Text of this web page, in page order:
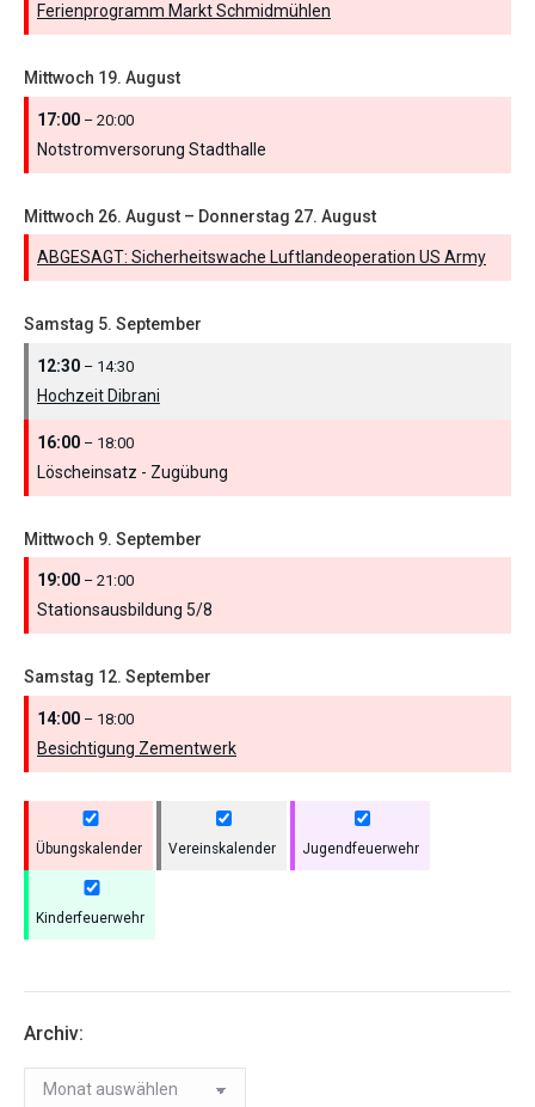
Ferienprogramm Markt Schmidmühlen
Mittwoch 19. August
17:00 – 20:00
Notstromversorung Stadthalle
Mittwoch 26. August – Donnerstag 27. August
ABGESAGT: Sicherheitswache Luftlandeoperation US Army
Samstag 5. September
12:30 – 14:30
Hochzeit Dibrani
16:00 – 18:00
Löscheinsatz - Zugübung
Mittwoch 9. September
19:00 – 21:00
Stationsausbildung 5/8
Samstag 12. September
14:00 – 18:00
Besichtigung Zementwerk
Übungskalender Vereinskalender Jugendfeuerwehr
Kinderfeuerwehr
Archiv:
Archiv: